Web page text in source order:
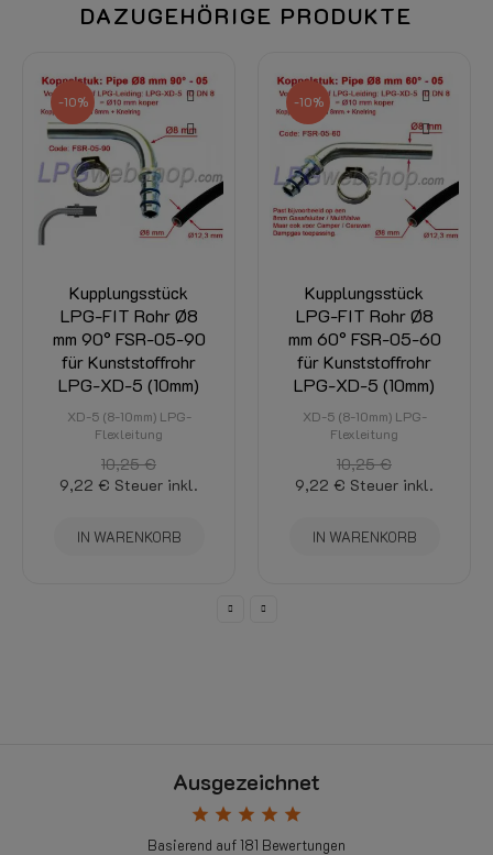
DAZUGEHÖRIGE PRODUKTE
-10%
Kupplungsstück
LPG-FIT Rohr Ø8
mm 90° FSR-05-90
für Kunststoffrohr
LPG-XD-5 (10mm)
XD-5 (8-10mm) LPG-
Flexleitung
10,25 €
9,22 € Steuer inkl.
IN WARENKORB
-10%
Kupplungsstück
LPG-FIT Rohr Ø8
mm 60° FSR-05-60
für Kunststoffrohr
LPG-XD-5 (10mm)
XD-5 (8-10mm) LPG-
Flexleitung
10,25 €
9,22 € Steuer inkl.
IN WARENKORB
Ausgezeichnet
star star star star star
Basierend auf181 Bewertungen